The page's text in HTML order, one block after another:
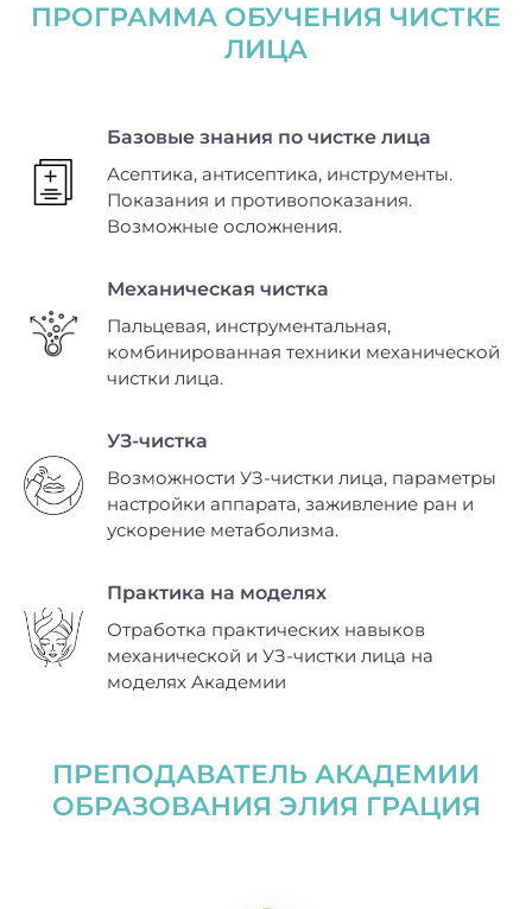
ПРОГРАММА ОБУЧЕНИЯ ЧИСТКЕ
ЛИЦА
Базовые знания по чистке лица
Асептика, антисептика, инструменты.
Показания и противопоказания.
Возможные осложнения.
Механическая чистка
Пальцевая, инструментальная,
комбинированная техники механической
чистки лица.
УЗ-чистка
Возможности УЗ-чистки лица, параметры
настройки аппарата, заживление ран и
ускорение метаболизма.
Практика на моделях
Отработка практических навыков
механической и УЗ-чистки лица на
моделях Академии
ПРЕПОДАВАТЕЛЬ АКАДЕМИИ
ОБРАЗОВАНИЯ ЭЛИЯ ГРАЦИЯ